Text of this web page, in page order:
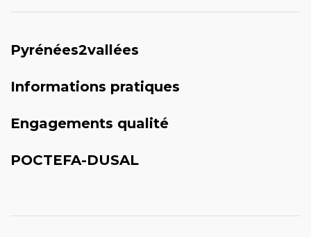
Pyrénées2vallées
Informations pratiques
Engagements qualité
POCTEFA-DUSAL